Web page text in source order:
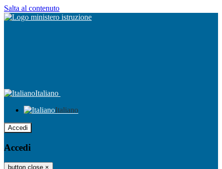
Salta al contenuto
Italiano
Italiano
Accedi
Accedi
button close ×